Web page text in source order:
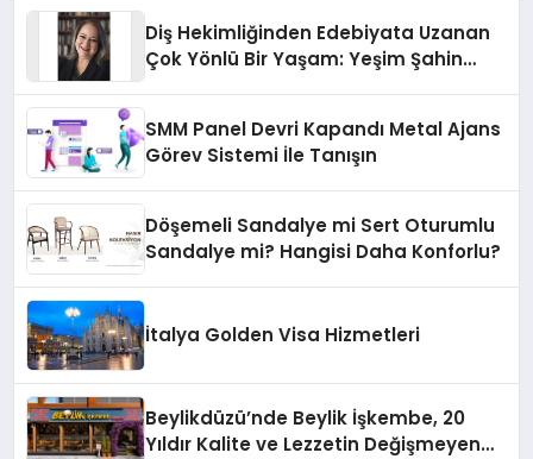
Diş Hekimliğinden Edebiyata Uzanan
Çok Yönlü Bir Yaşam: Yeşim Şahin
SMM Panel Devri Kapandı Metal Ajans
Görev Sistemi İle Tanışın
Döşemeli Sandalye mi Sert Oturumlu
Sandalye mi? Hangisi Daha Konforlu?
İtalya Golden Visa Hizmetleri
Beylikdüzü’nde Beylik İşkembe, 20
Yıldır Kalite ve Lezzetin Değişmeyen